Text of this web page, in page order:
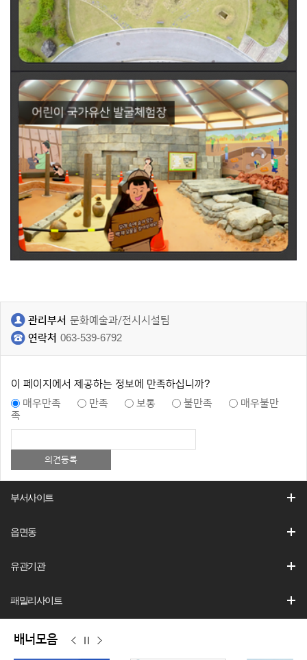
관리부서 문화예술과/전시시설팀
연락처 063-539-6792
이 페이지에서 제공하는 정보에 만족하십니까?
매우만족
만족 보통 불만족
매우불만
족
부서사이트
읍면동
유관기관
패밀리사이트
배너모음